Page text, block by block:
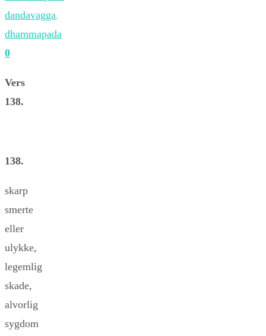
dandavagga,
dhammapada
0
Vers
138.
138.
skarp
smerte
eller
ulykke,
legemlig
skade,
alvorlig
sygdom